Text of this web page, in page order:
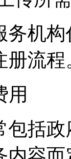
机构
册流程
括政